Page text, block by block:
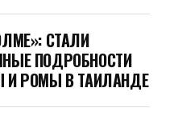
СТАЛИ
ПОДРОБНОСТИ
И РОМЫ В ТАИЛАНДЕ